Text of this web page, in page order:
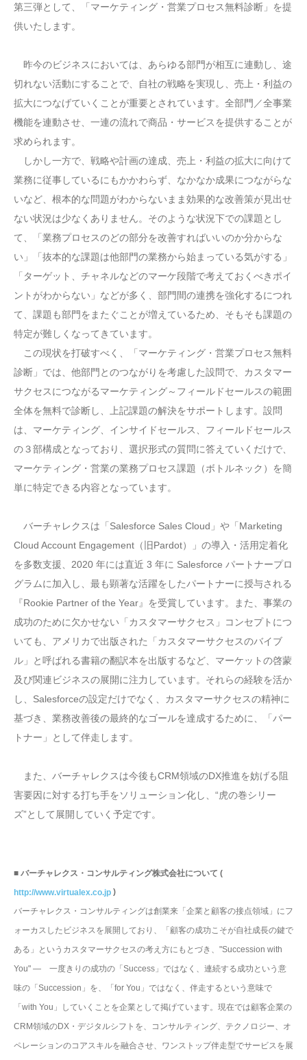
第三弾として、「マーケティング・営業プロセス無料診断」を提
供いたします。
昨今のビジネスにおいては、あらゆる部門が相互に連動し、途
切れない活動にすることで、自社の戦略を実現し、売上・利益の
拡大につなげていくことが重要とされています。全部門／全事業
機能を連動させ、一連の流れで商品・サービスを提供することが
求められます。
しかし一方で、戦略や計画の達成、売上・利益の拡大に向けて
業務に従事しているにもかかわらず、なかなか成果につながらな
いなど、根本的な問題がわからないまま効果的な改善策が見出せ
ない状況は少なくありません。そのような状況下での課題とし
て、「業務プロセスのどの部分を改善すればいいのか分からな
い」「抜本的な課題は他部門の業務から始まっている気がする」
「ターゲット、チャネルなどのマーケ段階で考えておくべきポイ
ントがわからない」などが多く、部門間の連携を強化するにつれ
て、課題も部門をまたぐことが増えているため、そもそも課題の
特定が難しくなってきています。
この現状を打破すべく、「マーケティング・営業プロセス無料
診断」では、他部門とのつながりを考慮した設問で、カスタマー
サクセスにつながるマーケティング～フィールドセールスの範囲
全体を無料で診断し、上記課題の解決をサポートします。設問
は、マーケティング、インサイドセールス、フィールドセールス
の３部構成となっており、選択形式の質問に答えていくだけで、
マーケティング・営業の業務プロセス課題（ボトルネック）を簡
単に特定できる内容となっています。
バーチャレクスは「Salesforce Sales Cloud」や「Marketing
Cloud Account Engagement（旧Pardot）」の導入・活用定着化
を多数支援、2020 年には直近 3 年に Salesforce パートナープロ
グラムに加入し、最も顕著な活躍をしたパートナーに授与される
『Rookie Partner of the Year』を受賞しています。また、事業の
成功のために欠かせない「カスタマーサクセス」コンセプトにつ
いても、アメリカで出版された「カスタマーサクセスのバイブ
ル」と呼ばれる書籍の翻訳本を出版するなど、マーケットの啓蒙
及び関連ビジネスの展開に注力しています。それらの経験を活か
し、Salesforceの設定だけでなく、カスタマーサクセスの精神に
基づき、業務改善後の最終的なゴールを達成するために、「パー
トナー」として伴走します。
また、バーチャレクスは今後もCRM領域のDX推進を妨げる阻
害要因に対する打ち手をソリューション化し、“虎の巻シリー
ズ”として展開していく予定です。
■ バーチャレクス・コンサルティング株式会社について (
http://www.virtualex.co.jp )
バーチャレクス・コンサルティングは創業来「企業と顧客の接点領域」にフ
ォーカスしたビジネスを展開しており、「顧客の成功こそが自社成長の鍵で
ある」というカスタマーサクセスの考え方にもとづき、"Succession with
You" ― 一度きりの成功の「Success」ではなく、連続する成功という意
味の「Succession」を、「for You」ではなく、伴走するという意味で
「with You」していくことを企業として掲げています。現在では顧客企業の
CRM領域のDX・デジタルシフトを、コンサルティング、テクノロジー、オ
ペレーションのコアスキルを融合させ、ワンストップ伴走型でサービスを展